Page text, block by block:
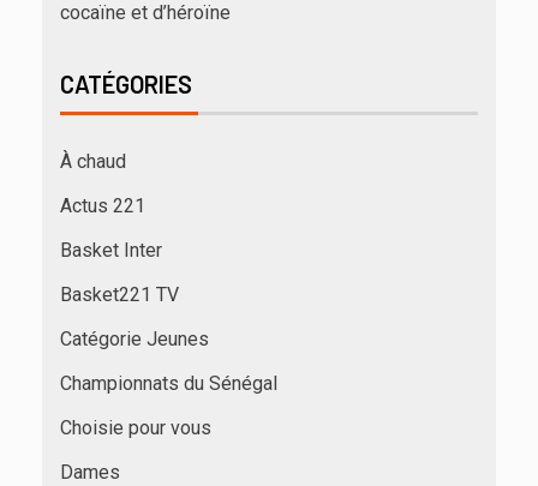
cocaïne et d’héroïne
CATÉGORIES
À chaud
Actus 221
Basket Inter
Basket221 TV
Catégorie Jeunes
Championnats du Sénégal
Choisie pour vous
Dames